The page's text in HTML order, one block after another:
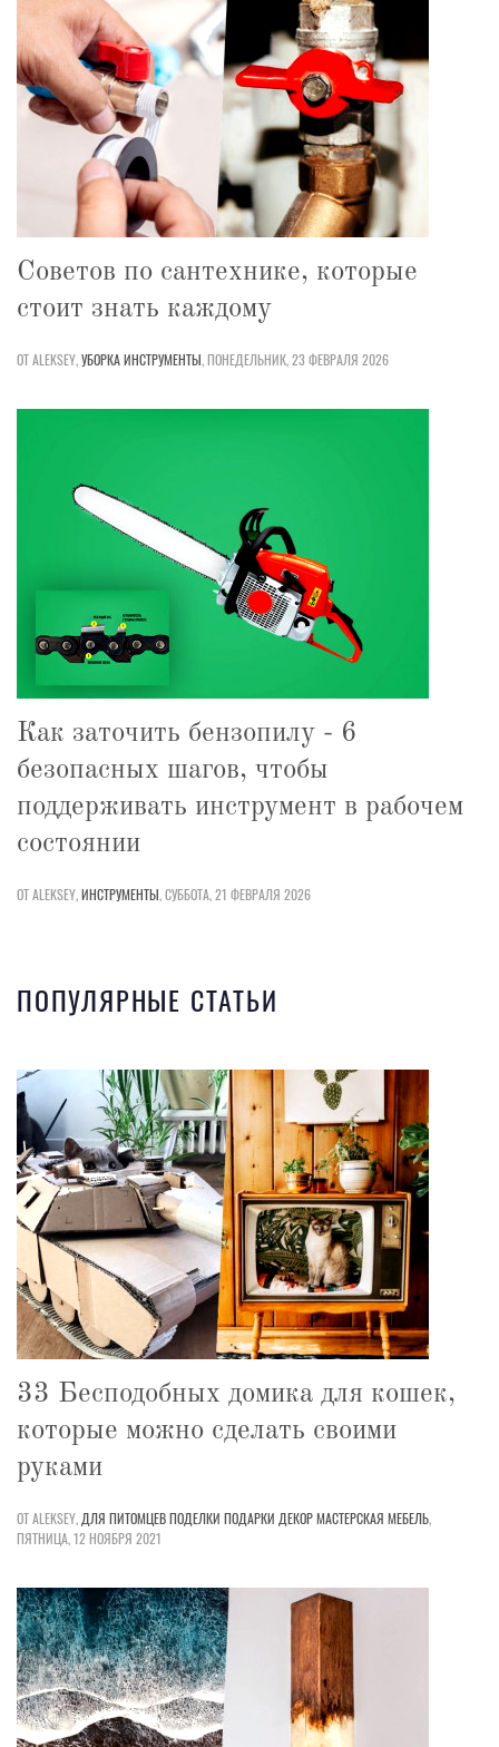
Советов по сантехнике, которые
стоит знать каждому
ОТ ALEKSEY,УБОРКАИНСТРУМЕНТЫ,ПОНЕДЕЛЬНИК, 23 ФЕВРАЛЯ 2026
Как заточить бензопилу - 6
безопасных шагов, чтобы
поддерживать инструмент в рабочем
состоянии
ОТ ALEKSEY,ИНСТРУМЕНТЫ,СУББОТА, 21 ФЕВРАЛЯ 2026
ПОПУЛЯРНЫЕ СТАТЬИ
33 Бесподобных домика для кошек,
которые можно сделать своими
руками
ОТ ALEKSEY, ДЛЯ ПИТОМЦЕВПОДЕЛКИ ПОДАРКИ ДЕКОРМАСТЕРСКАЯ МЕБЕЛЬ,
ПЯТНИЦА, 12 НОЯБРЯ 2021